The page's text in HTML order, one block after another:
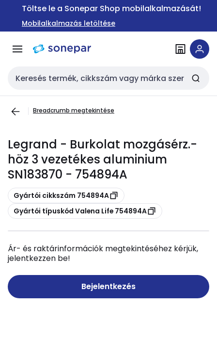
Ugrás a
Ugrás a
tartalomra
Töltse le a Sonepar Shop mobilalkalmazását!
Mobilalkalmazás letöltése
Keresési bemenet
Breadcrumb megtekintése
Legrand - Burkolat mozgásérz.-
höz 3 vezetékes aluminium
SN183870 - 754894A
Másolás
Gyártói cikkszám 754894A
Másolás
Gyártói típuskód Valena Life 754894A
Ár- és raktárinformációk megtekintéséhez kérjük,
jelentkezzen be!
Bejelentkezés